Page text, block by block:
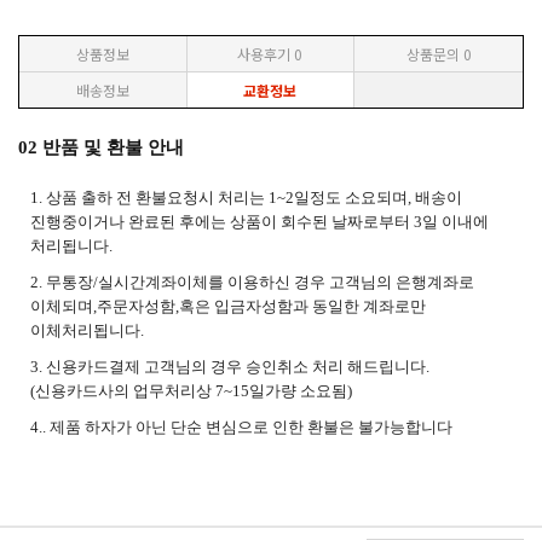
상품정보 사용후기 0 상품문의 0
배송정보
교환정보
02 반품 및 환불 안내
1. 상품 출하 전 환불요청시 처리는 1~2일정도 소요되며, 배송이
진행중이거나 완료된 후에는 상품이 회수된 날짜로부터 3일 이내에
처리됩니다.
2. 무통장/실시간계좌이체를 이용하신 경우 고객님의 은행계좌로
이체되며,주문자성함,혹은 입금자성함과 동일한 계좌로만
이체처리됩니다.
3. 신용카드결제 고객님의 경우 승인취소 처리 해드립니다.
(신용카드사의 업무처리상 7~15일가량 소요됨)
4.. 제품 하자가 아닌 단순 변심으로 인한 환불은 불가능합니다